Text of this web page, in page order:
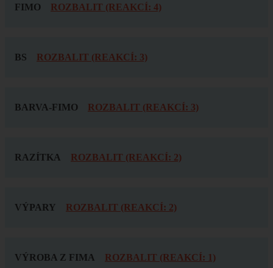
FIMO ROZBALIT (REAKCÍ: 4)
BS ROZBALIT (REAKCÍ: 3)
BARVA-FIMO ROZBALIT (REAKCÍ: 3)
RAZÍTKA ROZBALIT (REAKCÍ: 2)
VÝPARY ROZBALIT (REAKCÍ: 2)
VÝROBA Z FIMA ROZBALIT (REAKCÍ: 1)